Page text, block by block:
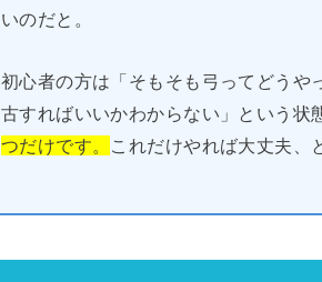
いのだと。
初心者の方は「そもそも弓ってどうや
古すればいいかわからない」という状
つだけです。 これだけやれば大丈夫、